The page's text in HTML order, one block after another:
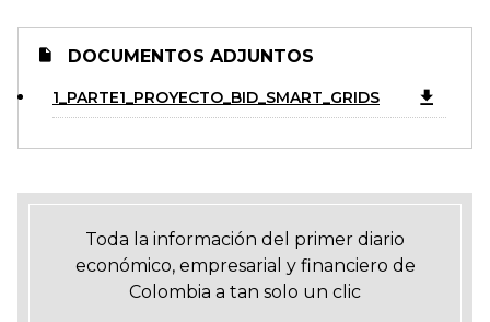
DOCUMENTOS ADJUNTOS
1_PARTE1_PROYECTO_BID_SMART_GRIDS
Toda la información del primer diario
económico, empresarial y financiero de
Colombia a tan solo un clic